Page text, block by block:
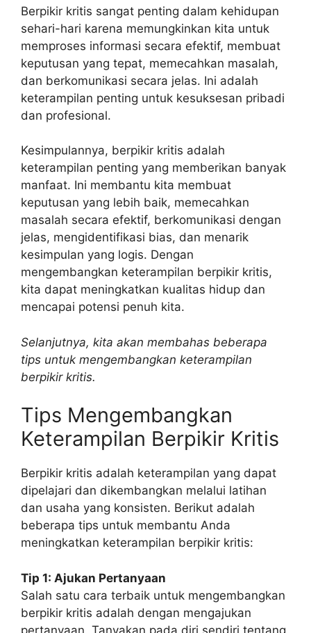
Berpikir kritis sangat penting dalam kehidupan
sehari-hari karena memungkinkan kita untuk
memproses informasi secara efektif, membuat
keputusan yang tepat, memecahkan masalah,
dan berkomunikasi secara jelas. Ini adalah
keterampilan penting untuk kesuksesan pribadi
dan profesional.
Kesimpulannya, berpikir kritis adalah
keterampilan penting yang memberikan banyak
manfaat. Ini membantu kita membuat
keputusan yang lebih baik, memecahkan
masalah secara efektif, berkomunikasi dengan
jelas, mengidentifikasi bias, dan menarik
kesimpulan yang logis. Dengan
mengembangkan keterampilan berpikir kritis,
kita dapat meningkatkan kualitas hidup dan
mencapai potensi penuh kita.
Selanjutnya, kita akan membahas beberapa
tips untuk mengembangkan keterampilan
berpikir kritis.
Tips Mengembangkan
Keterampilan Berpikir Kritis
Berpikir kritis adalah keterampilan yang dapat
dipelajari dan dikembangkan melalui latihan
dan usaha yang konsisten. Berikut adalah
beberapa tips untuk membantu Anda
meningkatkan keterampilan berpikir kritis:
Tip 1: Ajukan Pertanyaan
Salah satu cara terbaik untuk mengembangkan
berpikir kritis adalah dengan mengajukan
pertanyaan. Tanyakan pada diri sendiri tentang